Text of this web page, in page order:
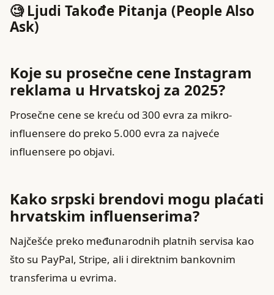
🧐 Ljudi Takođe Pitanja (People Also
Ask)
Koje su prosečne cene Instagram
reklama u Hrvatskoj za 2025?
Prosečne cene se kreću od 300 evra za mikro-
influensere do preko 5.000 evra za najveće
influensere po objavi.
Kako srpski brendovi mogu plaćati
hrvatskim influenserima?
Najčešće preko međunarodnih platnih servisa kao
što su PayPal, Stripe, ali i direktnim bankovnim
transferima u evrima.